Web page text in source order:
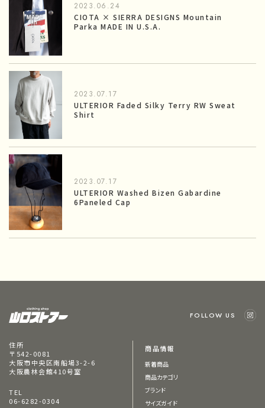
2023.06.24
CIOTA × SIERRA DESIGNS Mountain
Parka MADE IN U.S.A.
2023.07.17
ULTERIOR Faded Silky Terry RW Sweat
Shirt
2023.07.17
ULTERIOR Washed Bizen Gabardine
6Paneled Cap
FOLLOW US
住所
〒542-0081
大阪市中央区南船場3-2-6
大阪農林会館410号室
TEL
06-6282-0304
商品情報
新着商品
商品カテゴリ
ブランド
サイズガイド